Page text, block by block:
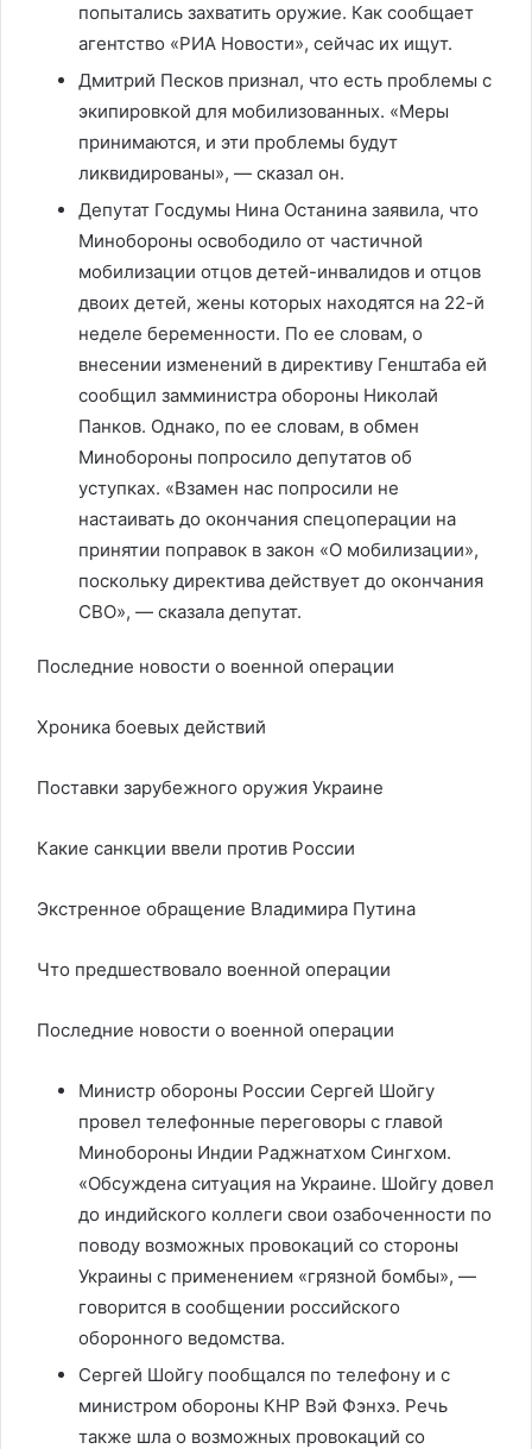
попытались захватить оружие. Как сообщает
агентство «РИА Новости», сейчас их ищут.
Дмитрий Песков признал, что есть проблемы с
экипировкой для мобилизованных. «Меры
принимаются, и эти проблемы будут
ликвидированы», — сказал он.
Депутат Госдумы Нина Останина заявила, что
Минобороны освободило от частичной
мобилизации отцов детей-инвалидов и отцов
двоих детей, жены которых находятся на 22-й
неделе беременности. По ее словам, о
внесении изменений в директиву Генштаба ей
сообщил замминистра обороны Николай
Панков. Однако, по ее словам, в обмен
Минобороны попросило депутатов об
уступках. «Взамен нас попросили не
настаивать до окончания спецоперации на
принятии поправок в закон «О мобилизации»,
поскольку директива действует до окончания
СВО», — сказала депутат.
Последние новости о военной операции
Хроника боевых действий
Поставки зарубежного оружия Украине
Какие санкции ввели против России
Экстренное обращение Владимира Путина
Что предшествовало военной операции
Последние новости о военной операции
Министр обороны России Сергей Шойгу
провел телефонные переговоры с главой
Минобороны Индии Раджнатхом Сингхом.
«Обсуждена ситуация на Украине. Шойгу довел
до индийского коллеги свои озабоченности по
поводу возможных провокаций со стороны
Украины с применением «грязной бомбы», —
говорится в сообщении российского
оборонного ведомства.
Сергей Шойгу пообщался по телефону и с
министром обороны КНР Вэй Фэнхэ. Речь
также шла о возможных провокаций со